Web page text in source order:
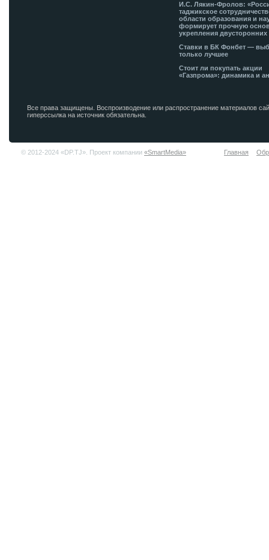
И.С. Лякин-Фролов:
таджикское
области образования и
формирует прочную
укрепления двусторонних
Ставки в БК Фонбет —
только лучшее
Стоит ли покупать акции
«Газпрома»: динамика и
Все права защищены. Воспроизводение или распространение материалов
гиперссылка на источник обязательна.
© 2012-2024 «DP.TJ». Проект компании «SmartMedia» Главная